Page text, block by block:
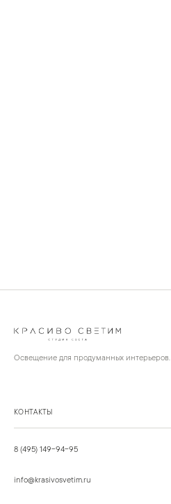
Освещение для продуманных интерьеров.
КОНТАКТЫ
8 (495) 149-94-95
info@krasivosvetim.ru